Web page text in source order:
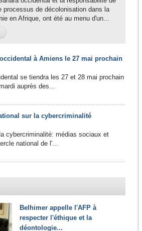
processus de décolonisation dans la
en Afrique, ont été au menu d'un...
à Amiens le 27 mai prochain
se tiendra les 27 et 28 mai prochain
auprès des...
sur la cybercriminalité
cybercriminalité: médias sociaux et
national de l'...
Belhimer appelle l'AFP à
respecter l'éthique et la
déontologie...